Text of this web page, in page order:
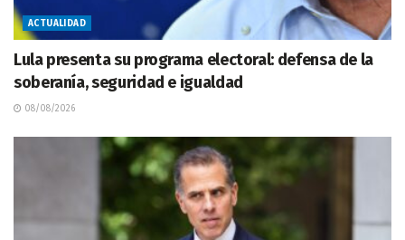
ACTUALIDAD
Lula presenta su programa electoral: defensa de la
soberanía, seguridad e igualdad
08/08/2026